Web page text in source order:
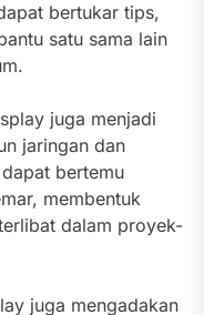
bertukar tips,
satu sama lain
juga menjadi
jaringan dan
bertemu
membentuk
dalam proyek-
juga mengadakan